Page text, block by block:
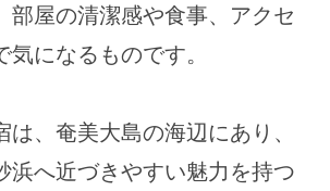
部屋の清潔感や食事、アクセ
になるものです。
、奄美大島の海辺にあり、
浜へ近づきやすい魅力を持つ